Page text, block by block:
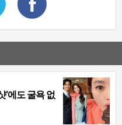
’에도 굴욕 없